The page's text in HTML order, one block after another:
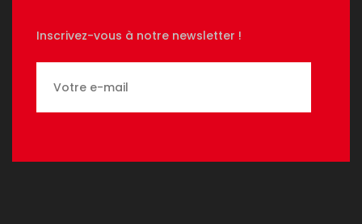
Inscrivez-vous à notre newsletter !